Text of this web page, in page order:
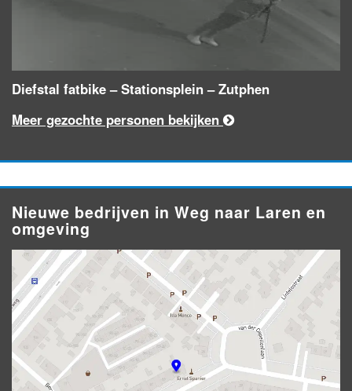
Diefstal fatbike – Stationsplein – Zutphen
Meer gezochte personen bekijken
Nieuwe bedrijven in Weg naar Laren en
omgeving